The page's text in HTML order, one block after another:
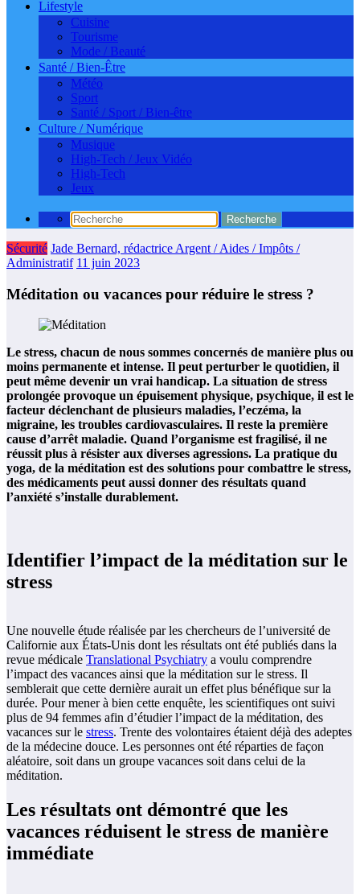
Lifestyle
Cuisine
Tourisme
Mode / Beauté
Santé / Bien-Être
Météo
Sport
Santé / Sport / Bien-être
Culture / Numérique
Musique
High-Tech / Jeux Vidéo
High-Tech
Jeux
Sécurité Jade Bernard, rédactrice Argent / Aides / Impôts /
Administratif 11 juin 2023
Méditation ou vacances pour réduire le stress ?
Le stress, chacun de nous sommes concernés de manière plus ou
moins permanente et intense. Il peut perturber le quotidien, il
peut même devenir un vrai handicap. La situation de stress
prolongée provoque un épuisement physique, psychique, il est le
facteur déclenchant de plusieurs maladies, l’eczéma, la
migraine, les troubles cardiovasculaires. Il reste la première
cause d’arrêt maladie. Quand l’organisme est fragilisé, il ne
réussit plus à résister aux diverses agressions. La pratique du
yoga, de la méditation est des solutions pour combattre le stress,
des médicaments peut aussi donner des résultats quand
l’anxiété s’installe durablement.
Identifier l’impact de la méditation sur le
stress
Une nouvelle étude réalisée par les chercheurs de l’université de
Californie aux États-Unis dont les résultats ont été publiés dans la
revue médicale Translational Psychiatry a voulu comprendre
l’impact des vacances ainsi que la méditation sur le stress. Il
semblerait que cette dernière aurait un effet plus bénéfique sur la
durée. Pour mener à bien cette enquête, les scientifiques ont suivi
plus de 94 femmes afin d’étudier l’impact de la méditation, des
vacances sur le stress. Trente des volontaires étaient déjà des adeptes
de la médecine douce. Les personnes ont été réparties de façon
aléatoire, soit dans un groupe vacances soit dans celui de la
méditation.
Les résultats ont démontré que les
vacances réduisent le stress de manière
immédiate